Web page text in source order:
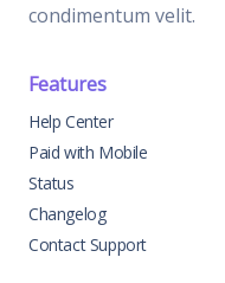
condimentum velit.
Features
Help Center
Paid with Mobile
Status
Changelog
Contact Support